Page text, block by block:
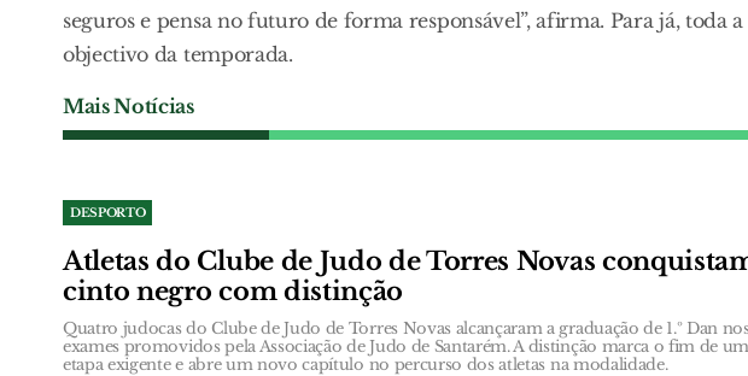
seguros e pensa no futuro de forma responsável”, afirma. Para já, toda
objectivo da temporada.
Mais Notícias
DESPORTO
Atletas do Clube de Judo de Torres Novas
cinto negro com distinção
Quatro judocas do Clube de Judo de Torres Novas alcançaram a graduação de 1.º Dan
exames promovidos pela Associação de Judo de Santarém. A distinção marca o fim de
etapa exigente e abre um novo capítulo no percurso dos atletas na modalidade.